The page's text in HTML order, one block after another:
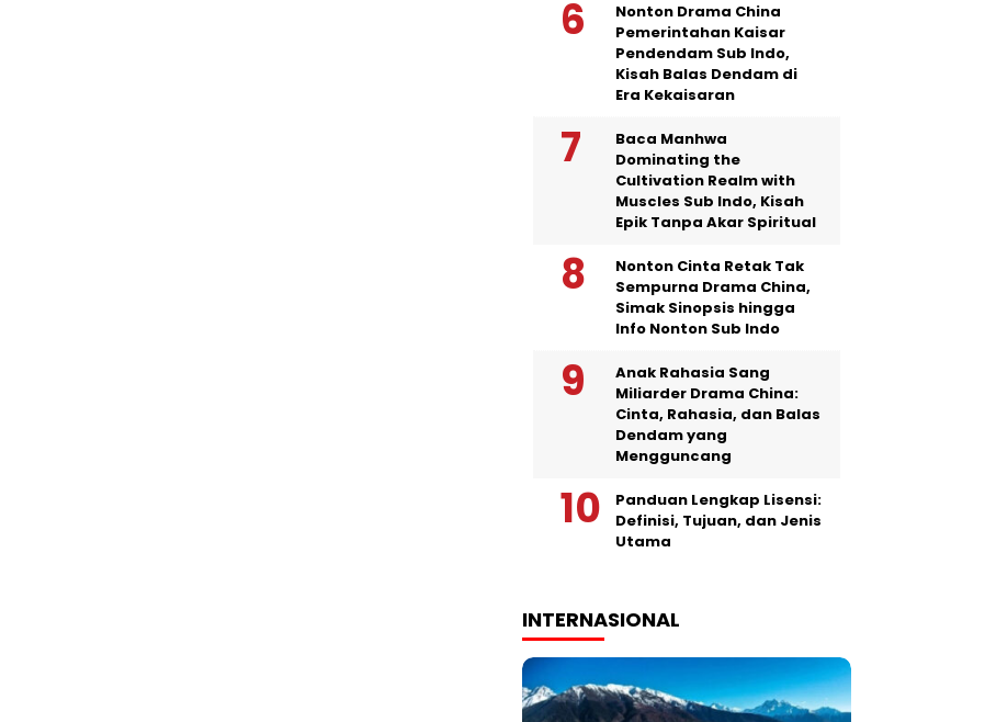
Nonton Drama China
Pemerintahan Kaisar
Pendendam Sub Indo,
Kisah Balas Dendam di
Era Kekaisaran
Baca Manhwa
Dominating the
Cultivation Realm with
Muscles Sub Indo, Kisah
Epik Tanpa Akar Spiritual
Nonton Cinta Retak Tak
Sempurna Drama China,
Simak Sinopsis hingga
Info Nonton Sub Indo
Anak Rahasia Sang
Miliarder Drama China:
Cinta, Rahasia, dan Balas
Dendam yang
Mengguncang
Panduan Lengkap Lisensi:
Definisi, Tujuan, dan Jenis
Utama
INTERNASIONAL